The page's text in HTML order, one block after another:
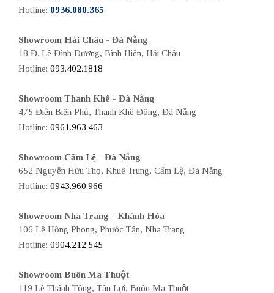
Hotline: 0936.080.365
Showroom Hải Châu - Đà Nẵng
18 Đ. Lê Đình Dương, Bình Hiên, Hải Châu
Hotline: 093.402.1818
Showroom Thanh Khê - Đà Nẵng
475 Điện Biên Phủ, Thanh Khê Đông, Đà Nẵng
Hotline: 0961.963.463
Showroom Cẩm Lệ - Đà Nẵng
652 Nguyễn Hữu Thọ, Khuê Trung, Cẩm Lệ, Đà Nẵng
Hotline: 0943.960.966
Showroom Nha Trang - Khánh Hòa
106 Lê Hồng Phong, Phước Tân, Nha Trang
Hotline: 0904.212.545
Showroom Buôn Ma Thuột
119 Lê Thánh Tông, Tân Lợi, Buôn Ma Thuột